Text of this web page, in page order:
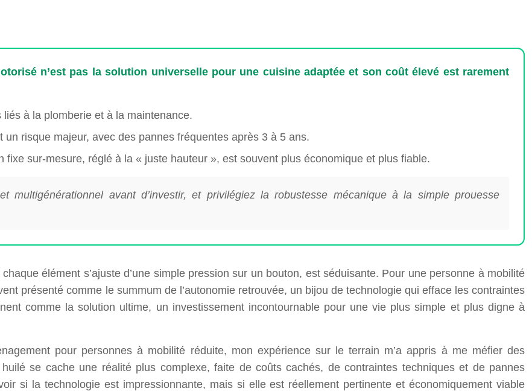
n’est pas la solution universelle pour une cuisine adaptée et son coût élevé est rarement
à la plomberie et à la maintenance.
risque majeur, avec des pannes fréquentes après 3 à 5 ans.
sur-mesure, réglé à la « juste hauteur », est souvent plus économique et plus fiable.
multigénérationnel avant d’investir, et privilégiez la robustesse mécanique à la simple prouesse
élément s’ajuste d’une simple pression sur un bouton, est séduisante. Pour une personne à mobilité
présenté comme le summum de l’autonomie retrouvée, un bijou de technologie qui efface les contraintes
comme la solution ultime, un investissement incontournable pour une vie plus simple et plus digne à
pour personnes à mobilité réduite, mon expérience sur le terrain m’a appris à me méfier des
se cache une réalité plus complexe, faite de coûts cachés, de contraintes techniques et de pannes
si la technologie est impressionnante, mais si elle est réellement pertinente et économiquement viable